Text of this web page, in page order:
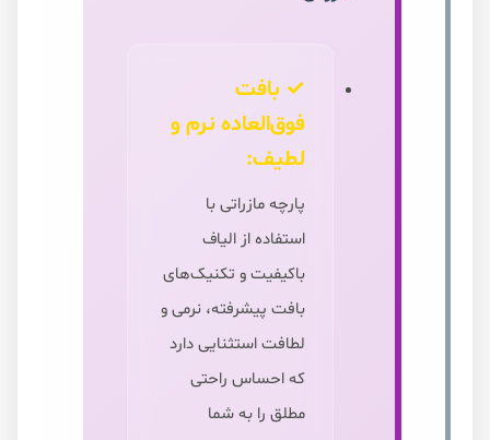
✓ بافت
فوق‌العاده نرم و
لطیف:
پارچه مازراتی با
استفاده از الیاف
باکیفیت و تکنیک‌های
بافت پیشرفته، نرمی و
لطافت استثنایی دارد
که احساس راحتی
مطلق را به شما